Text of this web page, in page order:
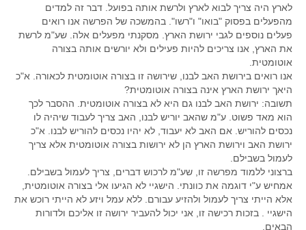
לארץ היה צריך לבוא לארץ ולרשת אותה בפועל. דבר זה למדים
מהפעלים בפסוק "בואו" ו"רשו". בהמשכה של הפרשה אנו רואים
פעלים נוספים לגבי ירושת הארץ. מסקנתי מפעלים אלה. שע"מ לרשת
את הארץ, אנו צריכים להיות פעילים ולא יורשים אותה בצורה
אוטומטית.
אנו רואים בירושת האב לבנו, שירושה זו בצורה אוטומטית לכאורה. א"כ
היאך ירושת הארץ אינה בצורה אוטומטית?
תשובה: ירושת האב לבנו גם היא לא בצורה אוטומטית. ההסבר לכך
הוא מאד פשוט. ע"מ שהאב יוריש לבנו, האב צריך לעבוד שיהיה לו
נכסים להוריש. אם האב לא יעבוד, לא יהיו נכסים להוריש לבנו. א"כ
ירושת האב וירושת הארץ הן לא ירושות בצורה אוטומטית אלא צריך
לעמול בשבילם.
ברצוני ללמוד מפרשה זו, שע"מ לרכוש דברים, צריך לעמול בשבילם.
אמחיש ע"י דוגמה את כוונתי. הישגיי לא הגיעו אלי בצורה אוטומטית,
אלא הייתי צריך לעמול ולהזיע עבורם. ללא עמל ויזע לא הייתי רוכש את
הישגיי . בזכות רכישה זו, אני יכול להעביר ירושה זו אליכם ולדורות
הבאים.